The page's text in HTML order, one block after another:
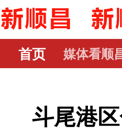
首页 媒体看顺
斗尾港